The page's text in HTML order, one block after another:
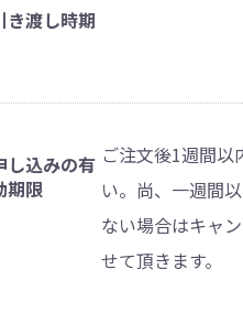
き渡し時期
し込みの有
期限
ご注文後1週間以
い。尚、一週間
ない場合はキャ
せて頂きます。